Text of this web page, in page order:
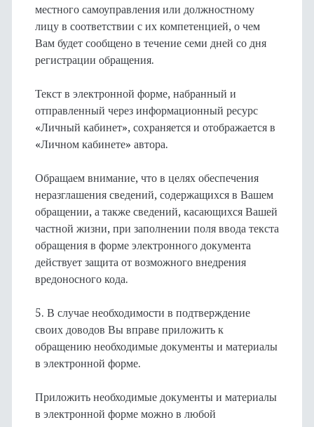
местного самоуправления или должностному
лицу в соответствии с их компетенцией, о чем
Вам будет сообщено в течение семи дней со дня
регистрации обращения.
Текст в электронной форме, набранный и
отправленный через информационный ресурс
«Личный кабинет», сохраняется и отображается в
«Личном кабинете» автора.
Обращаем внимание, что в целях обеспечения
неразглашения сведений, содержащихся в Вашем
обращении, а также сведений, касающихся Вашей
частной жизни, при заполнении поля ввода текста
обращения в форме электронного документа
действует защита от возможного внедрения
вредоносного кода.
5. В случае необходимости в подтверждение
своих доводов Вы вправе приложить к
обращению необходимые документы и материалы
в электронной форме.
Приложить необходимые документы и материалы
в электронной форме можно в любой